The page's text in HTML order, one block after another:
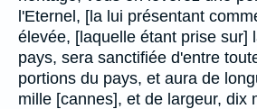
l'Eternel, [la lui présentant
élevée, [laquelle étant prise sur]
pays, sera sanctifiée d'entre
portions du pays, et aura de
mille [cannes], et de largeur, dix